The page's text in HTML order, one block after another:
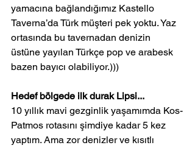
yamacına bağlandığımız Kastello
Taverna’da Türk müşteri pek yoktu. Yaz
ortasında bu tavernadan denizin
üstüne yayılan Türkçe pop ve arabesk
bazen bayıcı olabiliyor.)))
Hedef bölgede ilk durak Lipsi...
10 yıllık mavi gezginlik yaşamımda Kos-
Patmos rotasını şimdiye kadar 5 kez
yaptım. Ama zor denizler ve kısıtlı